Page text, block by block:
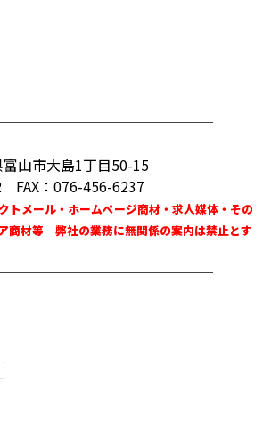
山市大島1丁目50-15
FAX：076-456-6237
トメール・ホームページ商材・求人媒体・その
商材等 弊社の業務に無関係の案内は禁止とす